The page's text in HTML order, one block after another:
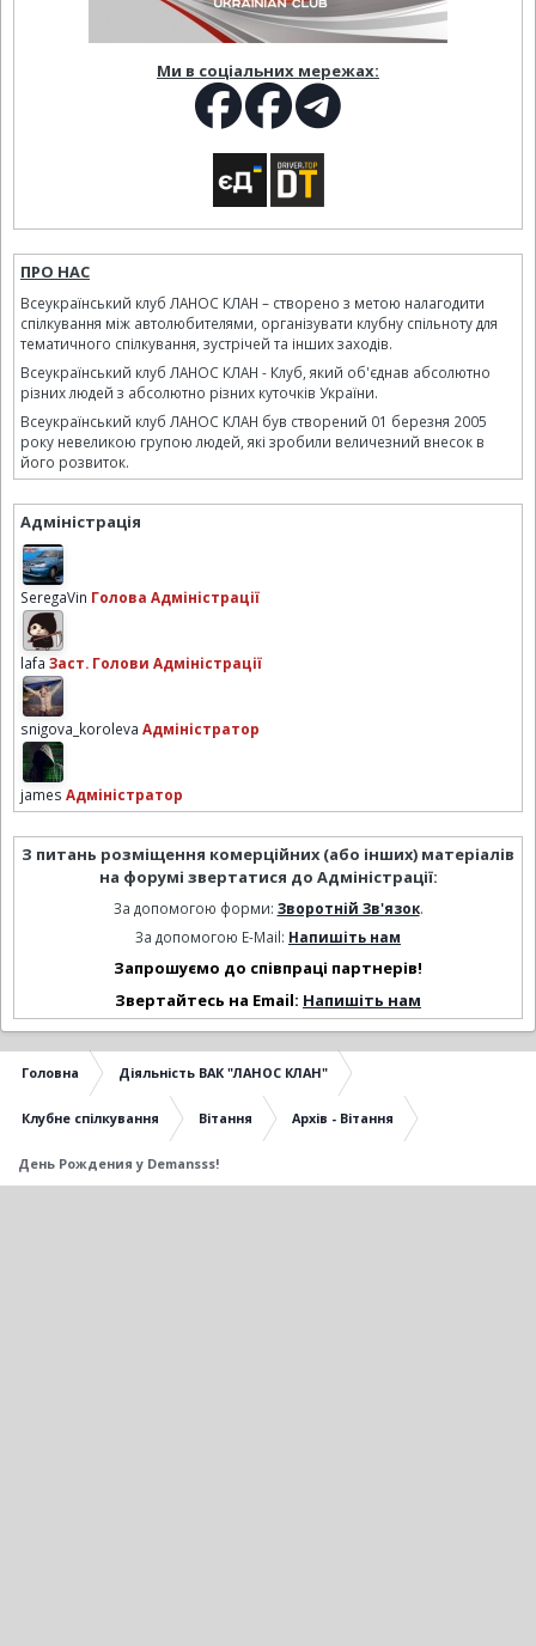
Ми в соціальних мережах:
ПРО НАС
Всеукраїнський клуб ЛАНОС КЛАН – створено з метою налагодити
спілкування між автолюбителями, організувати клубну спільноту для
тематичного спілкування, зустрічей та інших заходів.
Всеукраїнський клуб ЛАНОС КЛАН - Клуб, який об'єднав абсолютно
різних людей з абсолютно різних куточків України.
Всеукраїнський клуб ЛАНОС КЛАН був створений 01 березня 2005
року невеликою групою людей, які зробили величезний внесок в
його розвиток.
Адміністрація
SeregaVin Голова Адміністрації
lafa Заст. Голови Адміністрації
snigova_koroleva Адміністратор
james Адміністратор
З питань розміщення комерційних (або інших) матеріалів
на форумі звертатися до Адміністрації:
За допомогою форми: Зворотній Зв'язок.
За допомогою E-Mail: Напишіть нам
Запрошуємо до співпраці партнерів!
Звертайтесь на Email: Напишіть нам
Головна Діяльність ВАК "ЛАНОС КЛАН"
Клубне спілкування Вітання Архів - Вітання
День Рождения у Demansss!